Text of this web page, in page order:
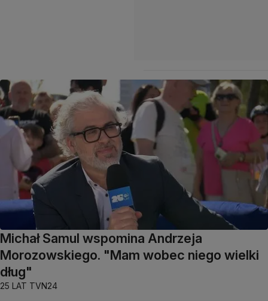
Michał Samul wspomina Andrzeja
Morozowskiego. "Mam wobec niego wielki
dług"
25 LAT TVN24